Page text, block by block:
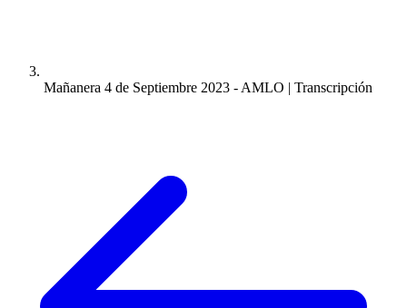
Mañanera 4 de Septiembre 2023 - AMLO | Transcripción